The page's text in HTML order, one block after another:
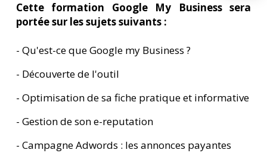
Cette formation Google My Business sera
portée sur les sujets suivants :
- Qu'est-ce que Google my Business ?
- Découverte de l'outil
- Optimisation de sa fiche pratique et informative
- Gestion de son e-reputation
- Campagne Adwords : les annonces payantes